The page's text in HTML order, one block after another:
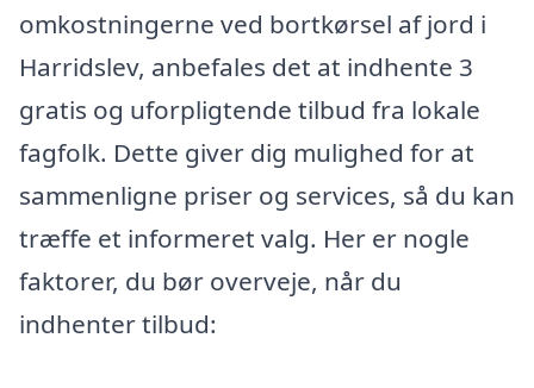
omkostningerne ved bortkørsel af jord i
Harridslev, anbefales det at indhente 3
gratis og uforpligtende tilbud fra lokale
fagfolk. Dette giver dig mulighed for at
sammenligne priser og services, så du kan
træffe et informeret valg. Her er nogle
faktorer, du bør overveje, når du
indhenter tilbud: